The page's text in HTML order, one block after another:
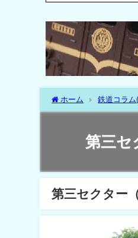
ホーム 鉄道コラム
第三セ
第三セクター